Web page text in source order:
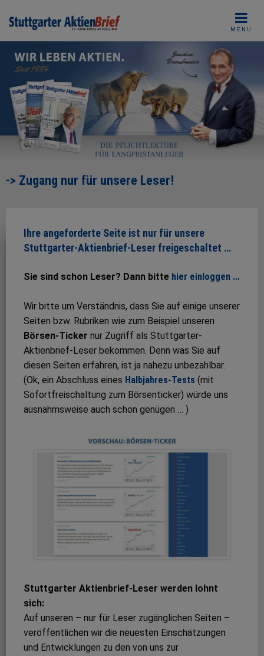
MENU
-> Zugang nur für unsere Leser!
Ihre angeforderte Seite ist nur für unsere
Stuttgarter-Aktienbrief-Leser freigeschaltet …
Sie sind schon Leser? Dann bitte hier einloggen …
Wir bitte um Verständnis, dass Sie auf einige unserer
Seiten bzw. Rubriken wie zum Beispiel unseren
Börsen-Ticker nur Zugriff als Stuttgarter-
Aktienbrief-Leser bekommen. Denn was Sie auf
diesen Seiten erfahren, ist ja nahezu unbezahlbar.
(Ok, ein Abschluss eines Halbjahres-Tests (mit
Sofortfreischaltung zum Börsenticker) würde uns
ausnahmsweise auch schon genügen … )
Stuttgarter Aktienbrief-Leser werden lohnt
sich:
Auf unseren – nur für Leser zugänglichen Seiten –
veröffentlichen wir die neuesten Einschätzungen
und Entwicklungen zu den von uns zur